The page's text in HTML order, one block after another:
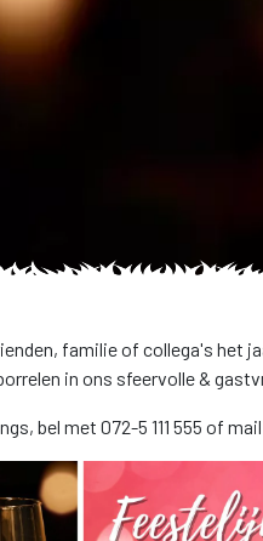
familie of collega's het
in ons sfeervolle &
bel met 072-5 111 555 of